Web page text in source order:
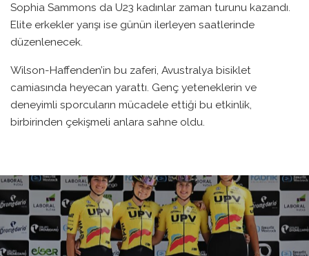
Sophia Sammons da U23 kadınlar zaman turunu kazandı.
Elite erkekler yarışı ise günün ilerleyen saatlerinde
düzenlenecek.
Wilson-Haffenden’in bu zaferi, Avustralya bisiklet
camiasında heyecan yarattı. Genç yeteneklerin ve
deneyimli sporcuların mücadele ettiği bu etkinlik,
birbirinden çekişmeli anlara sahne oldu.